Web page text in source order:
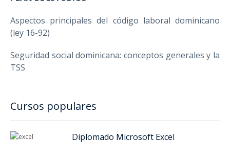
Aspectos principales del código laboral dominicano
(ley 16-92)
Seguridad social dominicana: conceptos generales y la
TSS
Cursos populares
Diplomado Microsoft Excel